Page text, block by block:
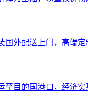
国外配送上门，高端
至目的国港口，经济